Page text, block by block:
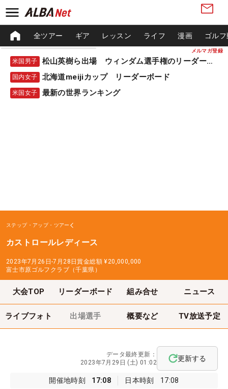
メルマガ登録
全ツアー ギア レッスン ライフ 漫画 ゴル
米国男子 松山英樹ら出場 ウィンダム選手権のリーダーボード
国内女子 北海道meijiカップ リーダーボード
米国女子 最新の世界ランキング
ステップ・アップ・ツアー
カストロールレディース
2023年7月26日-7月28日賞金総額 ¥20,000,000
富士市原ゴルフクラブ（千葉県）
大会TOP リーダーボード 組み合せ ニュース
ライブフォト 出場選手 概要など TV放送予定
開催地時刻 17:08 日本時刻 17:08
データ最終更新：
2023年7月29日 (土) 01:02
更新する